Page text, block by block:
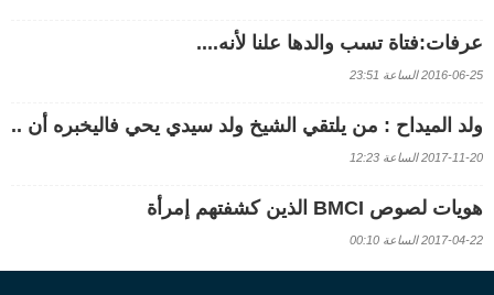
عرفات:فتاة تسب والدها علنا لأنه....
2016-06-25 الساعة 23:51
ولد الميداح : من يلتقي الشيخ ولد سيدي يحي فاليخبره أن ..
2017-11-20 الساعة 12:23
هويات لصوص BMCI الذين كشفتهم إمرأة
2017-04-22 الساعة 00:10